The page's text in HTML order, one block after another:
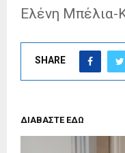
Ελένη Μπέλια-
SHARE
ΔΙΑΒΑΣΤΕ ΕΔΩ